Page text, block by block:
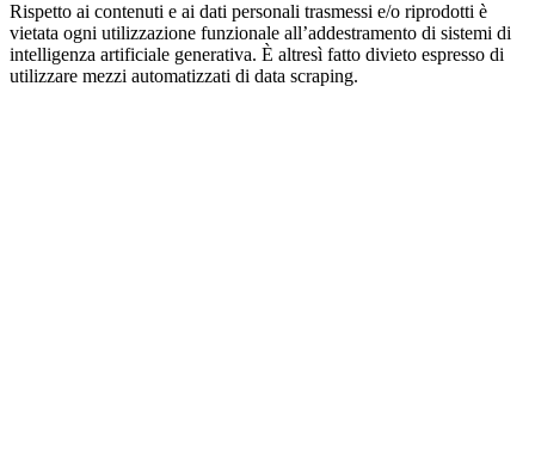
Rispetto ai contenuti e ai dati personali trasmessi e/o riprodotti è
vietata ogni utilizzazione funzionale all’addestramento di sistemi di
intelligenza artificiale generativa. È altresì fatto divieto espresso di
utilizzare mezzi automatizzati di data scraping.